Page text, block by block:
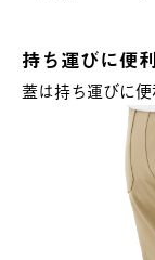
持ち運びに便
蓋は持ち運びに便